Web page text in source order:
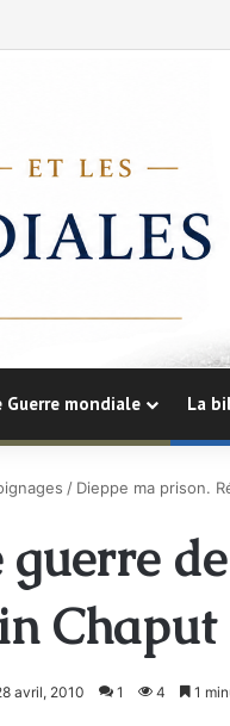
Guerre mondiale La
/ Dieppe ma prison.
Chaput
avril, 2010 1 4 1